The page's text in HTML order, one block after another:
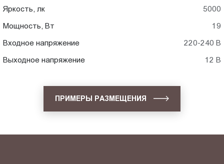
Яркость, лк 5000
Мощность, Вт 19
Входное напряжение 220-240 В
Выходное напряжение 12 В
ПРИМЕРЫ РАЗМЕЩЕНИЯ